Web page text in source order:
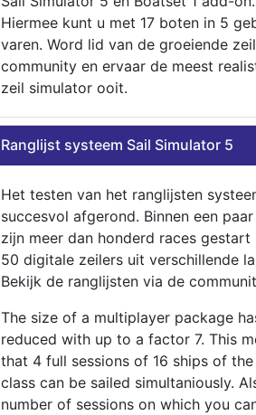
Hiermee kunt u met 17 boten in 5
varen. Word lid van de groeiende zeil
community en ervaar de meest
zeil simulator ooit.
Ranglijst systeem Sail Simulator 5
Het testen van het ranglijsten
succesvol afgerond. Binnen een
zijn meer dan honderd races gestart
50 digitale zeilers uit verschillende
Bekijk de ranglijsten via de
The size of a multiplayer package
reduced with up to a factor 7. This
that 4 full sessions of 16 ships of
class can be sailed simultaniously.
number of sessions on which you